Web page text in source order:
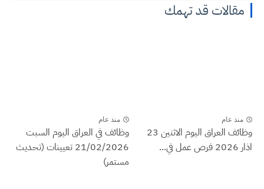
مقالات قد تهمك
منذ عام
وظائف العراق اليوم الاثنين 23
اذار 2026 فرص عمل في...
منذ عام
وظائف في العراق اليوم السبت
21/02/2026 تعيينات (تحديث
مستمر)